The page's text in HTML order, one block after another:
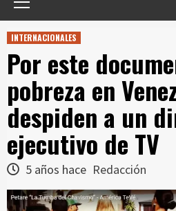
INTERNACIONALES
Por este
pobreza en
despiden a un
ejecutivo de TV
5 años hace Redacción